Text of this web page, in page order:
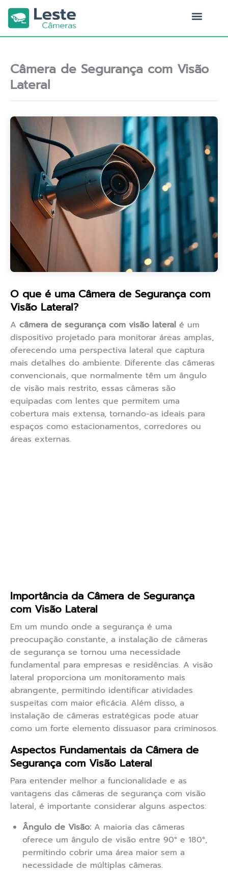
para
conteúdo
Câmera de Segurança com Visão
Lateral
O que é uma Câmera de Segurança com
Visão Lateral?
A câmera de segurança com visão lateral é um
dispositivo projetado para monitorar áreas amplas,
oferecendo uma perspectiva lateral que captura
mais detalhes do ambiente. Diferente das câmeras
convencionais, que normalmente têm um ângulo
de visão mais restrito, essas câmeras são
equipadas com lentes que permitem uma
cobertura mais extensa, tornando-as ideais para
espaços como estacionamentos, corredores ou
áreas externas.
Importância da Câmera de Segurança
com Visão Lateral
Em um mundo onde a segurança é uma
preocupação constante, a instalação de câmeras
de segurança se tornou uma necessidade
fundamental para empresas e residências. A visão
lateral proporciona um monitoramento mais
abrangente, permitindo identificar atividades
suspeitas com maior eficácia. Além disso, a
instalação de câmeras estratégicas pode atuar
como um forte elemento dissuasor para criminosos.
Aspectos Fundamentais da Câmera de
Segurança com Visão Lateral
Para entender melhor a funcionalidade e as
vantagens das câmeras de segurança com visão
lateral, é importante considerar alguns aspectos:
Ângulo de Visão: A maioria das câmeras
oferece um ângulo de visão entre 90° e 180°,
permitindo cobrir uma área maior sem a
necessidade de múltiplas câmeras.